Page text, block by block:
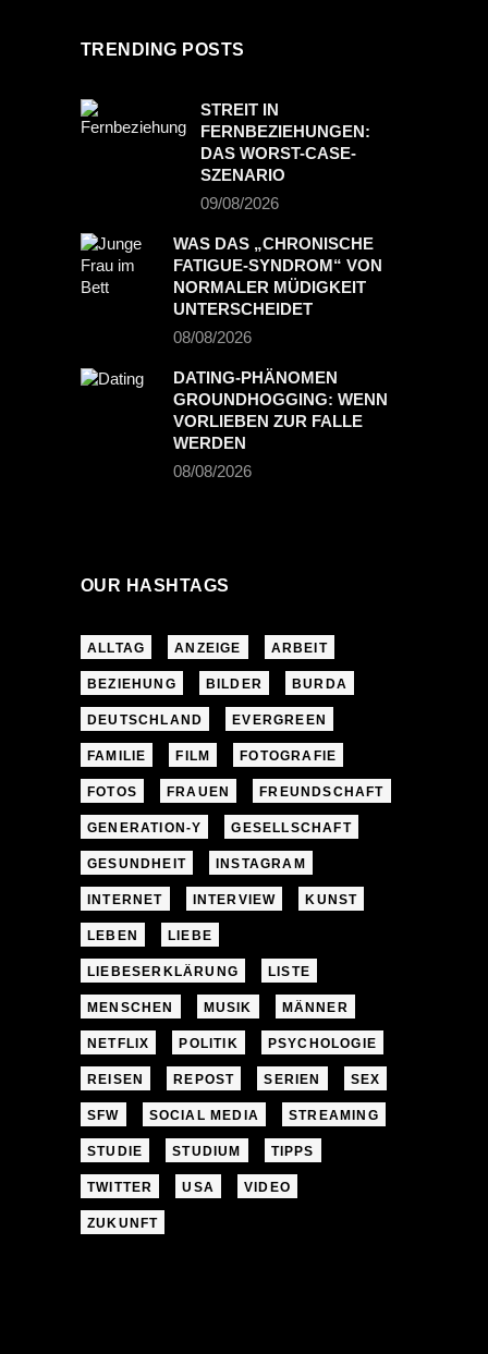
TRENDING POSTS
STREIT IN
FERNBEZIEHUNGEN:
DAS WORST-CASE-
SZENARIO
09/08/2026
WAS DAS „CHRONISCHE
FATIGUE-SYNDROM“ VON
NORMALER MÜDIGKEIT
UNTERSCHEIDET
08/08/2026
DATING-PHÄNOMEN
GROUNDHOGGING: WENN
VORLIEBEN ZUR FALLE
WERDEN
08/08/2026
OUR HASHTAGS
ALLTAG ANZEIGE ARBEIT
BEZIEHUNG BILDER BURDA
DEUTSCHLAND EVERGREEN
FAMILIE FILM FOTOGRAFIE
FOTOS FRAUEN FREUNDSCHAFT
GENERATION-Y GESELLSCHAFT
GESUNDHEIT INSTAGRAM
INTERNET INTERVIEW KUNST
LEBEN LIEBE
LIEBESERKLÄRUNG LISTE
MENSCHEN MUSIK MÄNNER
NETFLIX POLITIK PSYCHOLOGIE
REISEN REPOST SERIEN SEX
SFW SOCIAL MEDIA STREAMING
STUDIE STUDIUM TIPPS
TWITTER USA VIDEO
ZUKUNFT